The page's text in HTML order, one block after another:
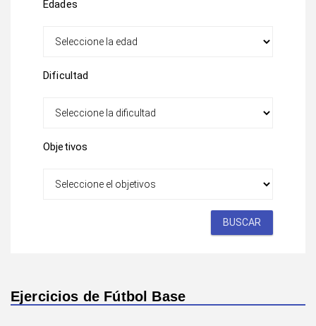
Edades
Dificultad
Objetivos
BUSCAR
Ejercicios de Fútbol Base